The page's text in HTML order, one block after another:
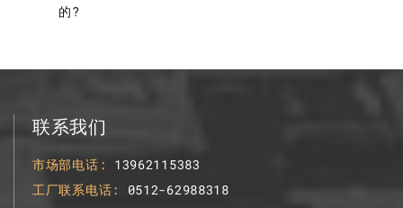
的?
联系我们
市场部电话
13962115383
工厂联系电话
0512-62988318